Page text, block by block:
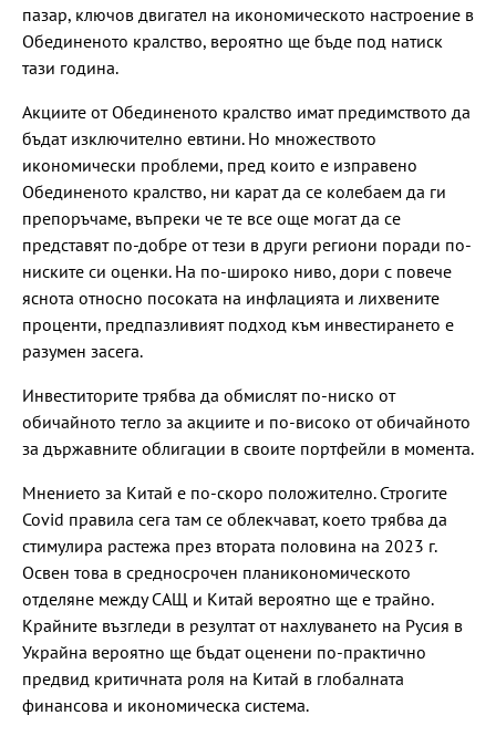
пазар, ключов двигател на икономическото настроение в
Обединеното кралство, вероятно ще бъде под натиск
тази година.
Акциите от Обединеното кралство имат предимството да
бъдат изключително евтини. Но множеството
икономически проблеми, пред които е изправено
Обединеното кралство, ни карат да се колебаем да ги
препоръчаме, въпреки че те все още могат да се
представят по-добре от тези в други региони поради по-
ниските си оценки. На по-широко ниво, дори с повече
яснота относно посоката на инфлацията и лихвените
проценти, предпазливият подход към инвестирането е
разумен засега.
Инвеститорите трябва да обмислят по-ниско от
обичайното тегло за акциите и по-високо от обичайното
за държавните облигации в своите портфейли в момента.
Мнението за Китай е по-скоро положително. Строгите
Covid правила сега там се облекчават, което трябва да
стимулира растежа през втората половина на 2023 г.
Освен това в средносрочен планикономическото
отделяне между САЩ и Китай вероятно ще е трайно.
Крайните възгледи в резултат от нахлуването на Русия в
Украйна вероятно ще бъдат оценени по-практично
предвид критичната роля на Китай в глобалната
финансова и икономическа система.